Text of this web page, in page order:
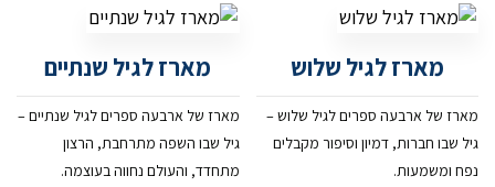
מארז לגיל שלוש
מארז של ארבעה ספרים לגיל שלוש –
גיל שבו חברות, דמיון וסיפור מקבלים
נפח ומשמעות.
מארז לגיל שנתיים
מארז של ארבעה ספרים לגיל שנתיים –
גיל שבו השפה מתרחבת, הרצון
מתחדד, והעולם נחווה בעוצמה.